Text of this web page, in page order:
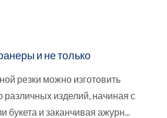
и не только
резки можно изготовить
различных изделий, начиная с
букета и заканчивая ажурн...